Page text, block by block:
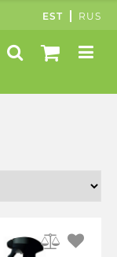
EST RUS